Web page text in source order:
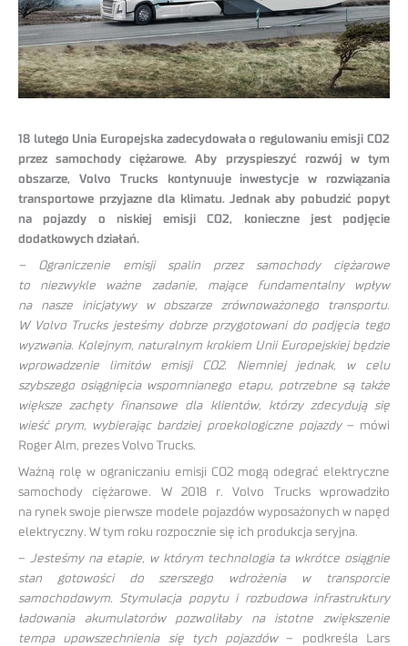
18 lutego Unia Europejska zadecydowała o regulowaniu emisji CO2
przez samochody ciężarowe. Aby przyspieszyć rozwój w tym
obszarze, Volvo Trucks kontynuuje inwestycje w rozwiązania
transportowe przyjazne dla klimatu. Jednak aby pobudzić popyt
na pojazdy o niskiej emisji CO2, konieczne jest podjęcie
dodatkowych działań.
– Ograniczenie emisji spalin przez samochody ciężarowe
to niezwykle ważne zadanie, mające fundamentalny wpływ
na nasze inicjatywy w obszarze zrównoważonego transportu.
W Volvo Trucks jesteśmy dobrze przygotowani do podjęcia tego
wyzwania. Kolejnym, naturalnym krokiem Unii Europejskiej będzie
wprowadzenie limitów emisji CO2. Niemniej jednak, w celu
szybszego osiągnięcia wspomnianego etapu, potrzebne są także
większe zachęty finansowe dla klientów, którzy zdecydują się
wieść prym, wybierając bardziej proekologiczne pojazdy– mówi
Roger Alm, prezes Volvo Trucks.
Ważną rolę w ograniczaniu emisji CO2 mogą odegrać elektryczne
samochody ciężarowe. W 2018 r. Volvo Trucks wprowadziło
na rynek swoje pierwsze modele pojazdów wyposażonych w napęd
elektryczny. W tym roku rozpocznie się ich produkcja seryjna.
–
Jesteśmy na etapie, w którym technologia ta wkrótce osiągnie
stan gotowości do szerszego wdrożenia w transporcie
samochodowym. Stymulacja popytu i rozbudowa infrastruktury
ładowania akumulatorów pozwoliłaby na istotne zwiększenie
tempa upowszechnienia się tych pojazdów– podkreśla Lars